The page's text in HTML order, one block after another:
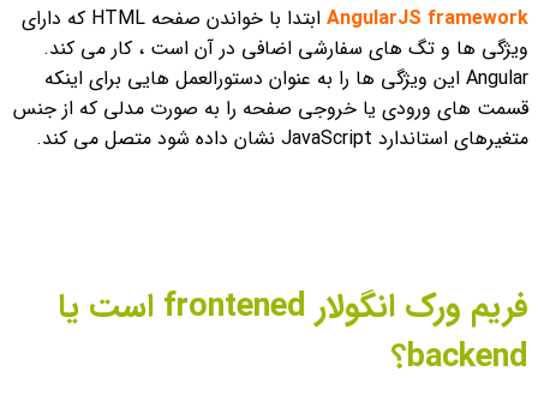
AngularJS framework
ابتدا با خواندن صفحه HTML که دارای
ویژگی ها و تگ های سفارشی اضافی در آن است ، کار می کند.
Angular این ویژگی ها را به عنوان دستورالعمل هایی برای اینکه
قسمت های ورودی یا خروجی صفحه را به صورت مدلی که از جنس
متغیرهای استاندارد JavaScript نشان داده شود متصل می کند.
فریم ورک انگولار frontened است یا
backend؟